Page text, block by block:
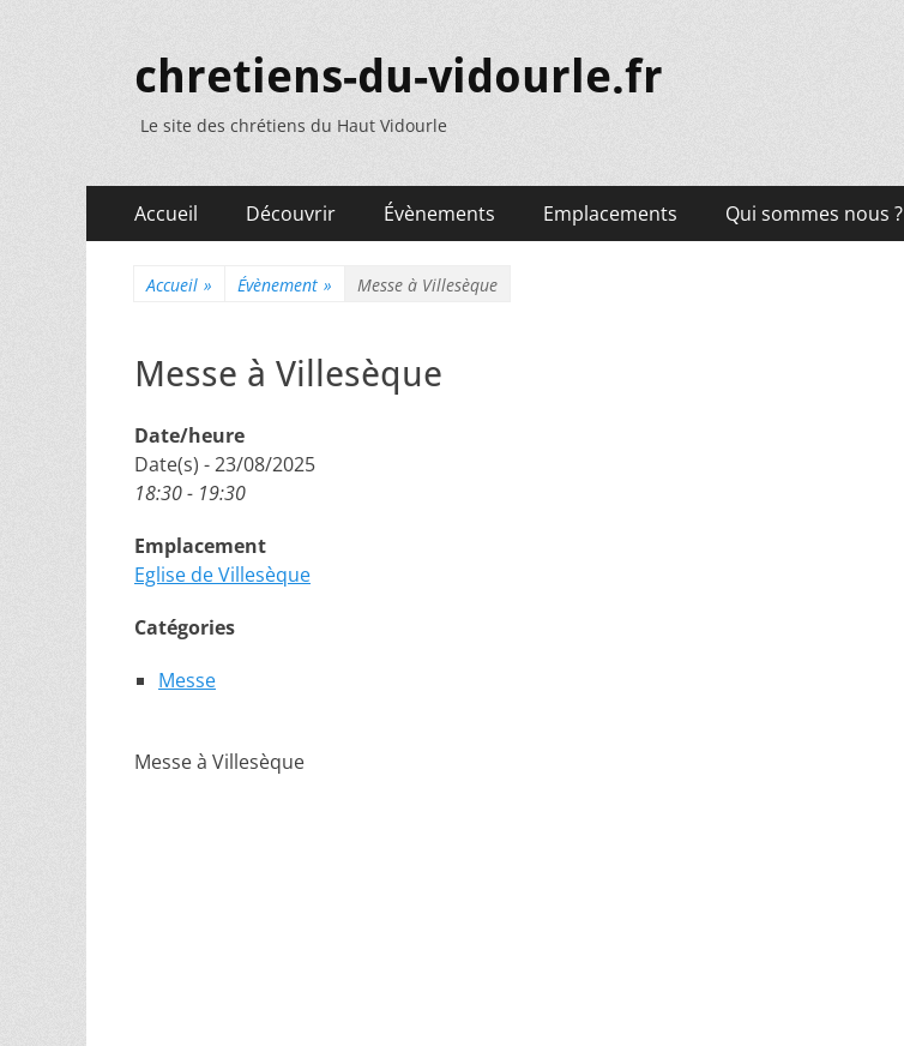
chretiens-du-vidourle.fr
Le site des chrétiens du Haut Vidourle
Menu
principal
Accueil Découvrir Évènements Emplacements Qui sommes nous ?
Accueil » Évènement » Messe à Villesèque
Messe à Villesèque
Date/heure
Date(s) - 23/08/2025
18:30 - 19:30
Emplacement
Eglise de Villesèque
Catégories
Messe
Messe à Villesèque